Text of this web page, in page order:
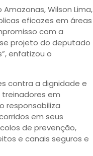
Wilson Lima,
eficazes em áreas
com a
projeto do deputado
enfatizou o
contra a dignidade e
em
responsabiliza
em seus
de prevenção,
e canais seguros e